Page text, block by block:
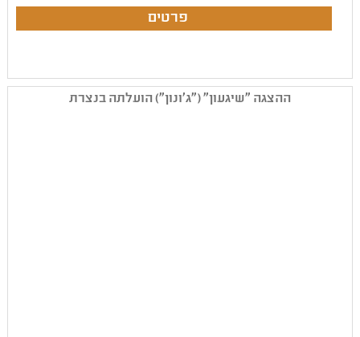
ההצגה "שיגעון" ("ג'ונון") הועלתה בנצרת